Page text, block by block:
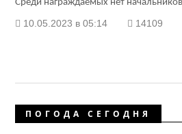
Среди награждаемых нет
10.05.2023 в 05:14 14109
ПОГОДА СЕГОДНЯ